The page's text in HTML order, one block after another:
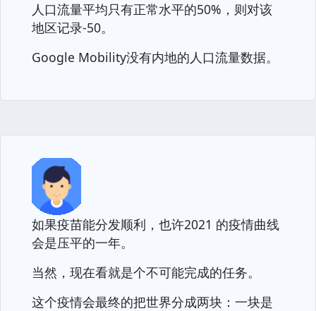
人口流量平均只有正常水平的50%，则对该
地区记录-50。
Google Mobility没有内地的人口流量数据。
如果疫苗能分发顺利，也许2021 的疫情曲线
会是压平的一年。
当然，现在看就是个不可能完成的任务。
这个疫情会最终的把世界分成两块：一块是